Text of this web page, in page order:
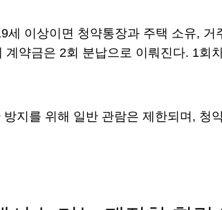
세 이상이면 청약통장과 주택 소유,
계약금은 2회 분납으로 이뤄진다. 1
지를 위해 일반 관람은 제한되며,